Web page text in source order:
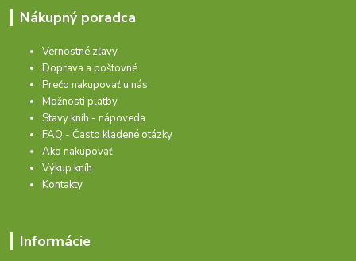
Nákupný poradca
Vernostné zľavy
Doprava a poštovné
Prečo nakupovať u nás
Možnosti platby
Stavy kníh - nápoveda
FAQ - Často kladené otázky
Ako nakupovať
Výkup kníh
Kontakty
Informácie